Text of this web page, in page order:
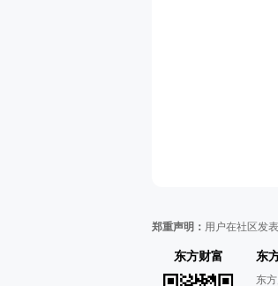
郑重声明： 用户在社区发
东方财富 东
东